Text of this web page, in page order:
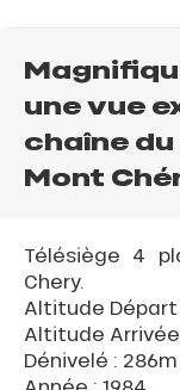
une vue
chaîne
Mont
Télésiège 4
Chery.
Altitude Départ
Altitude Arrivée
Dénivelé : 286m